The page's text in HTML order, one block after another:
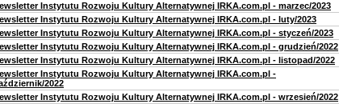
Instytutu Rozwoju Kultury Alternatywnej IRKA.com.pl - marzec/2023
Instytutu Rozwoju Kultury Alternatywnej IRKA.com.pl - luty/2023
Instytutu Rozwoju Kultury Alternatywnej IRKA.com.pl - styczeń/2023
Instytutu Rozwoju Kultury Alternatywnej IRKA.com.pl - grudzień/2022
Instytutu Rozwoju Kultury Alternatywnej IRKA.com.pl - listopad/2022
Instytutu Rozwoju Kultury Alternatywnej IRKA.com.pl -
2022
Instytutu Rozwoju Kultury Alternatywnej IRKA.com.pl - wrzesień/2022